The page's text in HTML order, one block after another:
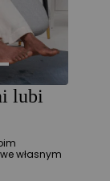
lubi
własnym